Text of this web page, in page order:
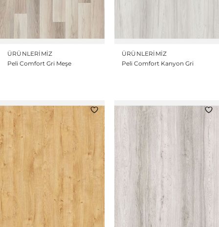
ÜRÜNLERIMIZ
Peli Comfort Gri Meşe
ÜRÜNLERIMIZ
Peli Comfort Kanyon Gri